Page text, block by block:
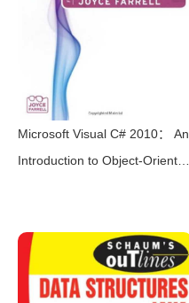
Microsoft Visual C# 2010： An
Introduction to Object-Oriented
（Cengage Learning 2010）